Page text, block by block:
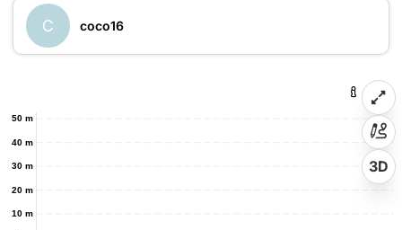
C coco16
10 m
20 m
30 m
40 m
50 m
3D